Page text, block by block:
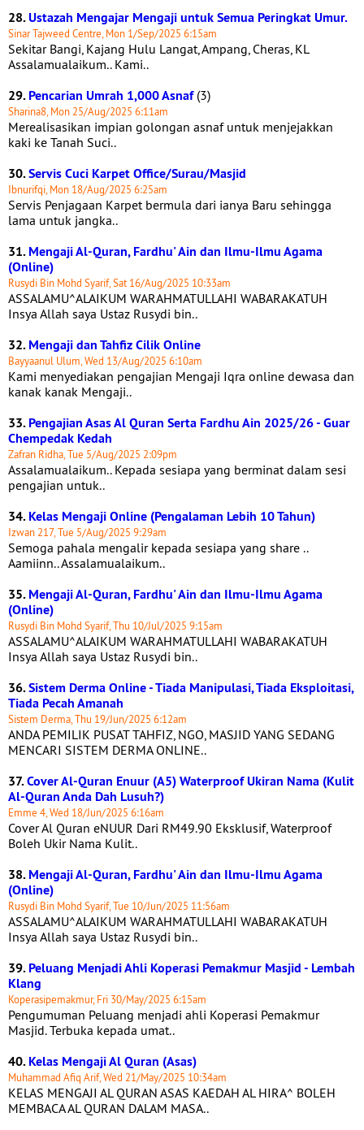
28.Ustazah Mengajar Mengaji untuk Semua Peringkat Umur.
Sinar Tajweed Centre, Mon 1/Sep/2025 6:15am
Sekitar Bangi, Kajang Hulu Langat, Ampang, Cheras, KL
Assalamualaikum.. Kami..
29.Pencarian Umrah 1,000 Asnaf(3)
Sharina8, Mon 25/Aug/2025 6:11am
Merealisasikan impian golongan asnaf untuk menjejakkan
kaki ke Tanah Suci..
30.Servis Cuci Karpet Office/Surau/Masjid
Ibnurifqi, Mon 18/Aug/2025 6:25am
Servis Penjagaan Karpet bermula dari ianya Baru sehingga
lama untuk jangka..
31.Mengaji Al-Quran, Fardhu' Ain dan Ilmu-Ilmu Agama
(Online)
Rusydi Bin Mohd Syarif, Sat 16/Aug/2025 10:33am
ASSALAMU^ALAIKUM WARAHMATULLAHI WABARAKATUH
Insya Allah saya Ustaz Rusydi bin..
32.Mengaji dan Tahfiz Cilik Online
Bayyaanul Ulum, Wed 13/Aug/2025 6:10am
Kami menyediakan pengajian Mengaji Iqra online dewasa dan
kanak kanak Mengaji..
33.Pengajian Asas Al Quran Serta Fardhu Ain 2025/26 - Guar
Chempedak Kedah
Zafran Ridha, Tue 5/Aug/2025 2:09pm
Assalamualaikum.. Kepada sesiapa yang berminat dalam sesi
pengajian untuk..
34.Kelas Mengaji Online (Pengalaman Lebih 10 Tahun)
Izwan 217, Tue 5/Aug/2025 9:29am
Semoga pahala mengalir kepada sesiapa yang share ..
Aamiinn.. Assalamualaikum..
35.Mengaji Al-Quran, Fardhu' Ain dan Ilmu-Ilmu Agama
(Online)
Rusydi Bin Mohd Syarif, Thu 10/Jul/2025 9:15am
ASSALAMU^ALAIKUM WARAHMATULLAHI WABARAKATUH
Insya Allah saya Ustaz Rusydi bin..
36.Sistem Derma Online - Tiada Manipulasi, Tiada Eksploitasi,
Tiada Pecah Amanah
Sistem Derma, Thu 19/Jun/2025 6:12am
ANDA PEMILIK PUSAT TAHFIZ, NGO, MASJID YANG SEDANG
MENCARI SISTEM DERMA ONLINE..
37.Cover Al-Quran Enuur (A5) Waterproof Ukiran Nama (Kulit
Al-Quran Anda Dah Lusuh?)
Emme 4, Wed 18/Jun/2025 6:16am
Cover Al Quran eNUUR Dari RM49.90 Eksklusif, Waterproof
Boleh Ukir Nama Kulit..
38.Mengaji Al-Quran, Fardhu' Ain dan Ilmu-Ilmu Agama
(Online)
Rusydi Bin Mohd Syarif, Tue 10/Jun/2025 11:56am
ASSALAMU^ALAIKUM WARAHMATULLAHI WABARAKATUH
Insya Allah saya Ustaz Rusydi bin..
39.Peluang Menjadi Ahli Koperasi Pemakmur Masjid - Lembah
Klang
Koperasipemakmur, Fri 30/May/2025 6:15am
Pengumuman Peluang menjadi ahli Koperasi Pemakmur
Masjid. Terbuka kepada umat..
40.Kelas Mengaji Al Quran (Asas)
Muhammad Afiq Arif, Wed 21/May/2025 10:34am
KELAS MENGAJI AL QURAN ASAS KAEDAH AL HIRA^ BOLEH
MEMBACA AL QURAN DALAM MASA..